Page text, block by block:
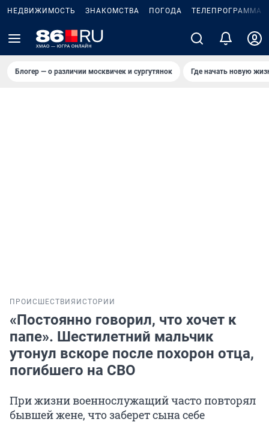
НЕДВИЖИМОСТЬ ЗНАКОМСТВА ПОГОДА ТЕЛЕПРОГРАММА
Блогер — о различии москвичек и сургутянок Где начать новую
ПРОИСШЕСТВИЯ ИСТОРИИ
«Постоянно говорил, что хочет к
папе». Шестилетний мальчик
утонул вскоре после похорон отца,
погибшего на СВО
При жизни военнослужащий часто повторял
бывшей жене, что заберет сына себе